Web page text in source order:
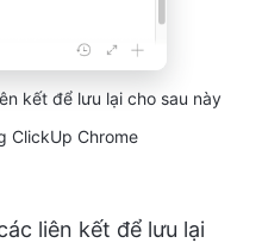
kết để lưu lại cho sau này
ClickUp Chrome
liên kết để lưu lại